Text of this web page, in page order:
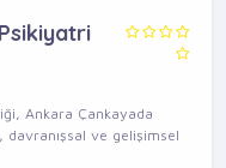
Ankara Çankayada
ve gelişimsel